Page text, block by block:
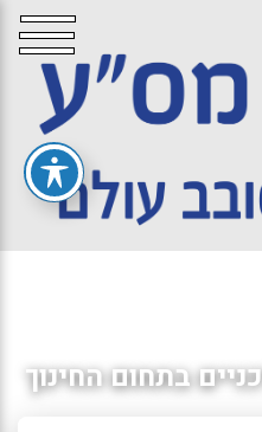
בתחום החינוך